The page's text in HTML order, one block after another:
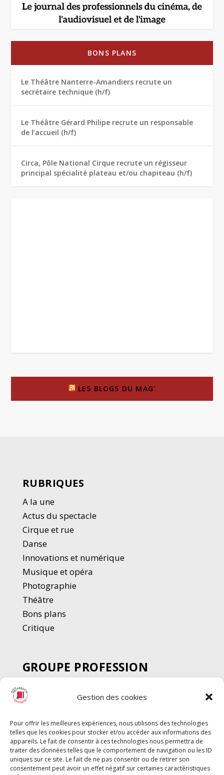
Gestion des cookies
Pour offrir les meilleures expériences, nous utilisons des technologies
telles que les cookies pour stocker et/ou accéder aux informations des
appareils. Le fait de consentir à ces technologies nous permettra de
traiter des données telles que le comportement de navigation ou les ID
uniques sur ce site. Le fait de ne pas consentir ou de retirer son
consentement peut avoir un effet négatif sur certaines caractéristiques
BONS PLANS
Le Théâtre Nanterre-Amandiers recrute un
secrétaire technique (h/f)
Le Théâtre Gérard Philipe recrute un responsable
de l’accueil (h/f)
Circa, Pôle National Cirque recrute un régisseur
principal spécialité plateau et/ou chapiteau (h/f)
LES BLOGS DU MAG’
RUBRIQUES
A la une
Actus du spectacle
Cirque et rue
Danse
Innovations et numérique
Musique et opéra
Photographie
Théâtre
Bons plans
Critique
GROUPE PROFESSION
SPECTACLE
Chèque Intermittents
Chèque Compta
Chèque Emploi Spectacle
G-Pods
Profession Audio-visuel